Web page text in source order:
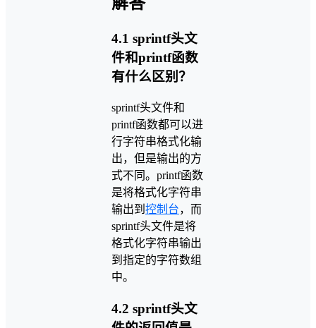
4.1 sprintf头文
件和printf函数
有什么区别？
sprintf头文件和
printf函数都可以进
行字符串格式化输
出，但是输出的方
式不同。printf函数
是将格式化字符串
输出到 控制台，而
sprintf头文件是将
格式化字符串输出
到指定的字符数组
中。
4.2 sprintf头文